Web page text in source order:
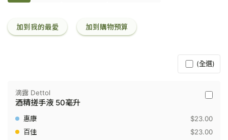
加到我的最愛 加到購物預算
(全選)
滴
Dettol
-
酒
滴露 Dettol
酒精搓手液 50毫升
$23.00
$23.00